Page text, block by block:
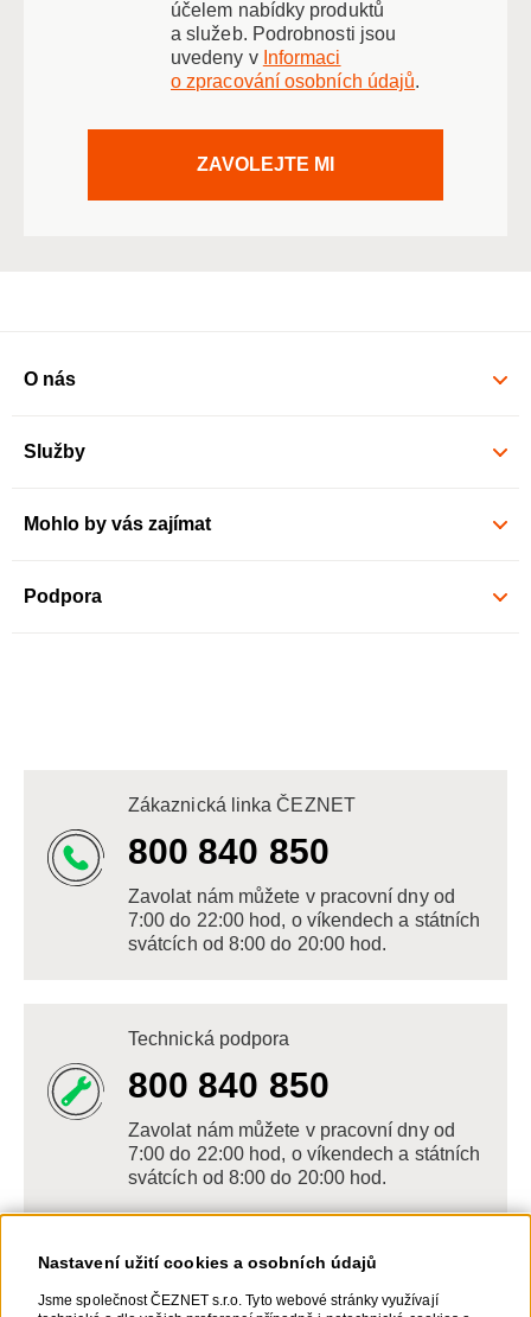
Nastavení užití cookies a osobních údajů
Jsme společnost ČEZNET s.r.o. Tyto webové stránky využívají
účelem nabídky produktů
a služeb. Podrobnosti jsou
uvedeny v Informaci
o zpracování osobních údajů.
ZAVOLEJTE MI
O nás
Služby
Mohlo by vás zajímat
Podpora
Zákaznická linka ČEZNET
800 840 850
Zavolat nám můžete v pracovní dny od
7:00 do 22:00 hod, o víkendech a státních
svátcích od 8:00 do 20:00 hod.
Technická podpora
800 840 850
Zavolat nám můžete v pracovní dny od
7:00 do 22:00 hod, o víkendech a státních
svátcích od 8:00 do 20:00 hod.
Napište nám